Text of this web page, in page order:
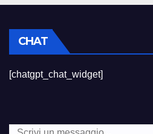
CHAT
[chatgpt_chat_widget]